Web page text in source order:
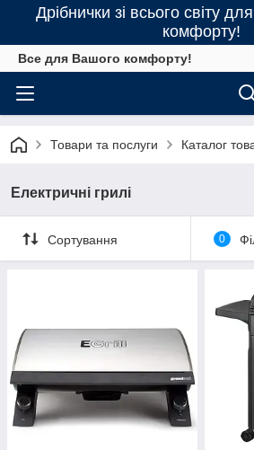
Дрібнички зі всього світу
комфорту!
Все для Вашого комфорту!
Товари та послуги Каталог
Електричні грилі
Сортування 0